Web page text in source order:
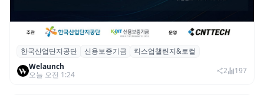
산단공·신보, 2026 ‘킥스업 챌린지&로컬’ 참
여 스타트업 모집
한국산업단지공단 신용보증기금
킥스업챌린지&로컬
Welaunch
오늘 오전 1:24
2 197